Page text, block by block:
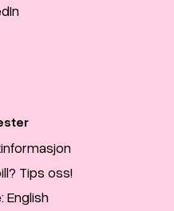
Tips oss!
English